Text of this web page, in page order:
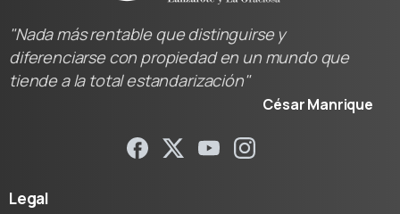
"Nada más rentable que distinguirse y
diferenciarse con propiedad en un mundo que
tiende a la total estandarización"
César Manrique
Legal